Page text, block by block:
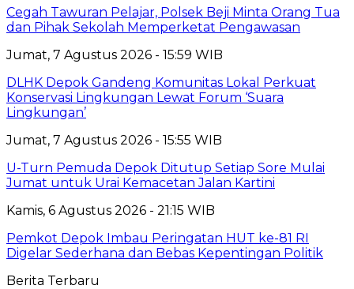
Cegah Tawuran Pelajar, Polsek Beji Minta Orang Tua
dan Pihak Sekolah Memperketat Pengawasan
Jumat, 7 Agustus 2026 - 15:59 WIB
DLHK Depok Gandeng Komunitas Lokal Perkuat
Konservasi Lingkungan Lewat Forum ‘Suara
Lingkungan’
Jumat, 7 Agustus 2026 - 15:55 WIB
U-Turn Pemuda Depok Ditutup Setiap Sore Mulai
Jumat untuk Urai Kemacetan Jalan Kartini
Kamis, 6 Agustus 2026 - 21:15 WIB
Pemkot Depok Imbau Peringatan HUT ke-81 RI
Digelar Sederhana dan Bebas Kepentingan Politik
Berita Terbaru